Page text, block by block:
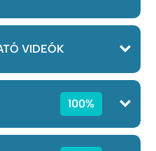
VIDEÓK
100%